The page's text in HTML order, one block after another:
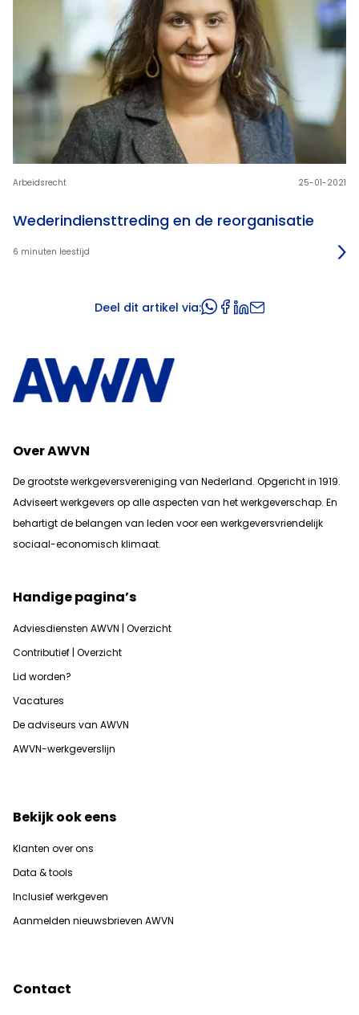
Wederindiensttreding en de reorganisatie
Arbeidsrecht 25-01-2021
6 minuten leestijd
Deel dit artikel via:
Over AWVN
De grootste werkgeversvereniging van Nederland. Opgericht in 1919.
Adviseert werkgevers op alle aspecten van het werkgeverschap. En
behartigt de belangen van leden voor een werkgeversvriendelijk
sociaal-economisch klimaat.
Handige pagina’s
Adviesdiensten AWVN | Overzicht
Contributief | Overzicht
Lid worden?
Vacatures
De adviseurs van AWVN
AWVN-werkgeverslijn
Bekijk ook eens
Klanten over ons
Data & tools
Inclusief werkgeven
Aanmelden nieuwsbrieven AWVN
Contact